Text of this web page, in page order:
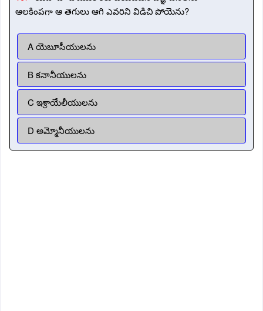
ఆలకింపగా ఆ తెగులు ఆగి ఎవరిని విడిచి పోయెను?
A యెబూసీయులను
B కనానీయులను
C ఇశ్రాయేలీయులను
D అమ్మోనీయులను